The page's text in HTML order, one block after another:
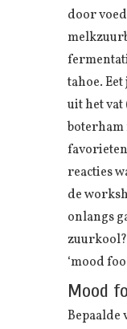
door
tahoe.
uit het vat
boterham
reacties
de
onlangs
‘mood
Mood
Bepaalde